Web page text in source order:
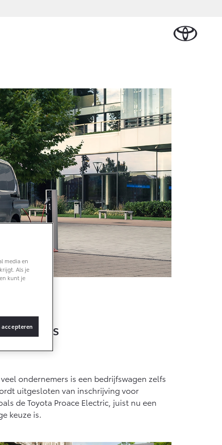
ELEKTRISCH
Vanaf € 32.995,-
Toyota C-HR
OOK ALS PLUG-IN
HYBRIDE
bZ4X Touring
BATTERIJ-
Vanaf € 48.995,-
BATTERIJ-
ELEKTRISCH
Vraag een brochure aan
Bekijk de verwachte
modellen
Onderdelen
Accessoires
Banden
Werkplaatsafspraak
maken
Contact en
Thuislaadpakketten
Laadpas
Energie en slim
laden
Lease
Bedrijfswagens
op maat
Financieren of
leasen
Verzekeren
Vraag een
brochure
aan
Contact
en Route
zones
ondernemers is een bedrijfswagen zelfs
uitgesloten van inschrijving voor
de Toyota Proace Electric, juist nu een
keuze is.
media en
Als je
kunt je